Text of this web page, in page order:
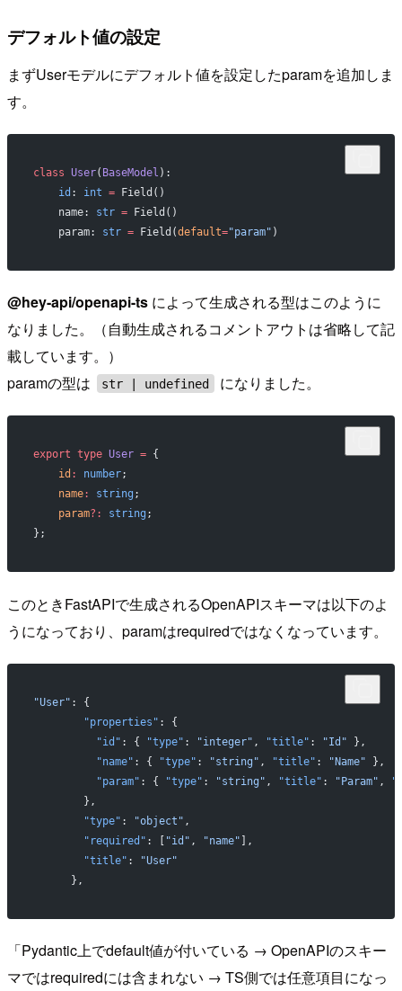
デフォルト値の設定
まずUserモデルにデフォルト値を設定したparamを追加しま
す。
class User( BaseModel ):
    id
: int = Field()
    name:
str = Field()
    param:
str = Field(default="param" )
@hey-api/openapi-ts によって生成される型はこのように
なりました。（自動生成されるコメントアウトは省略して記
載しています。）
paramの型は
str | undefined になりました。
export type User = {
    id
: number;
    name
: string ;
    param
?: string ;
};
このときFastAPIで生成されるOpenAPIスキーマは以下のよ
うになっており、paramはrequiredではなくなっています。
"User" : {
        "properties"
: {
          "id"
: { "type" : "integer" , "title" : "Id" },
          "name"
: { "type" : "string" , "title" : "Name" },
          "param"
: { "type" : "string" , "title" : "Param" ,
        },
        "type"
: "object" ,
        "required"
: [ "id" , "name" ],
        "title"
:
"User"
      },
「Pydantic上でdefault値が付いている → OpenAPIのスキー
マではrequiredには含まれない → TS側では任意項目になっ